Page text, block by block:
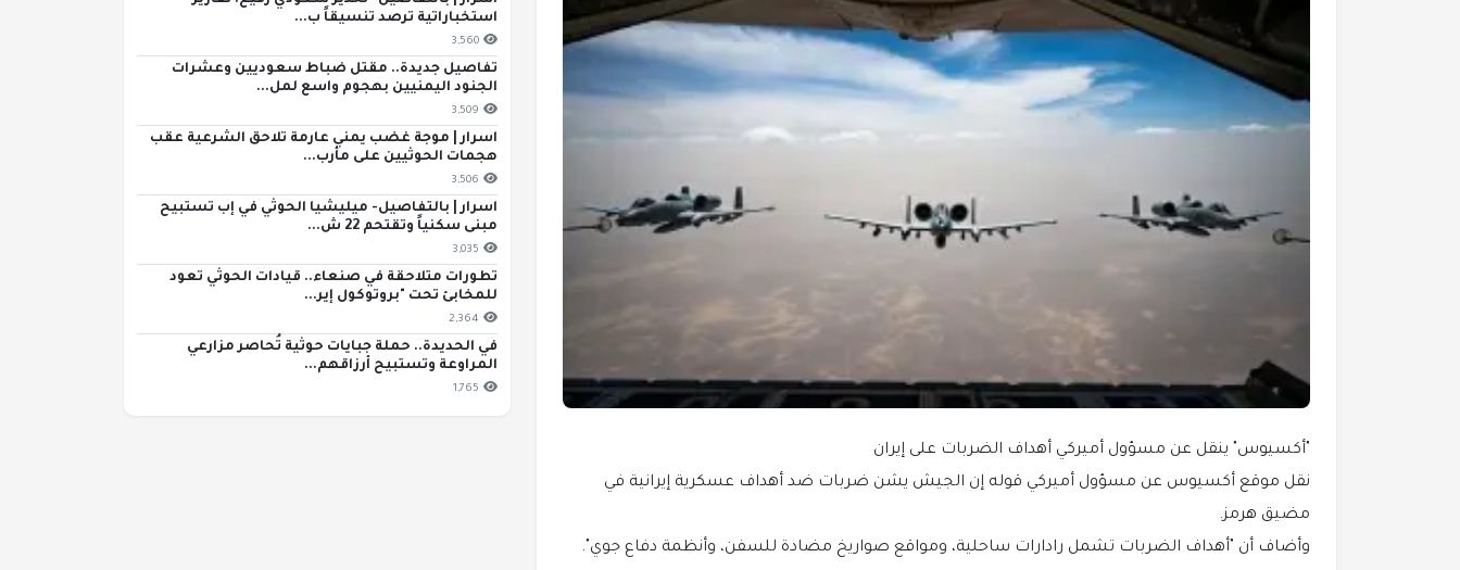
"أكسيوس" ينقل عن مسؤول أميركي أهداف الضربات على إيران
نقل موقع أكسيوس عن مسؤول أميركي قوله إن الجيش يشن ضربات ضد أهداف عسكرية إيرانية في
مضيق هرمز.
وأضاف أن "أهداف الضربات تشمل رادارات ساحلية، ومواقع صواريخ مضادة للسفن، وأنظمة دفاع جوي".
استخباراتية ترصد تنسيقاً ب...
3,560
تفاصيل جديدة.. مقتل ضباط سعوديين وعشرات
الجنود اليمنيين بهجوم واسع لمل...
3,509
اسرار | موجة غضب يمني عارمة تلاحق الشرعية عقب
هجمات الحوثيين على مأرب...
3,506
اسرار | بالتفاصيل- ميليشيا الحوثي في إب تستبيح
مبنى سكنياً وتقتحم 22 ش...
3,035
تطورات متلاحقة في صنعاء.. قيادات الحوثي تعود
للمخابئ تحت "بروتوكول إير...
2,364
في الحديدة.. حملة جبايات حوثية تُحاصر مزارعي
المراوعة وتستبيح أرزاقهم...
1,765